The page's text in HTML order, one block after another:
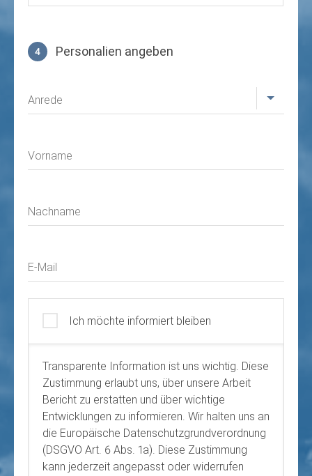
4 Personalien angeben
Anrede
Vorname
Nachname
E-Mail
Ich möchte informiert bleiben
Transparente Information ist uns wichtig. Diese
Zustimmung erlaubt uns, über unsere Arbeit
Bericht zu erstatten und über wichtige
Entwicklungen zu informieren. Wir halten uns an
die Europäische Datenschutzgrundverordnung
(DSGVO Art. 6 Abs. 1a). Diese Zustimmung
kann jederzeit angepasst oder widerrufen